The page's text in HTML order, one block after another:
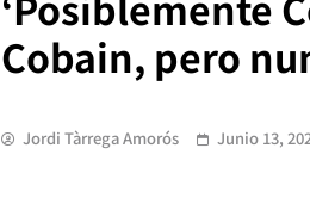
Cobain, pero
Jordi Tàrrega Amorós Junio 13,